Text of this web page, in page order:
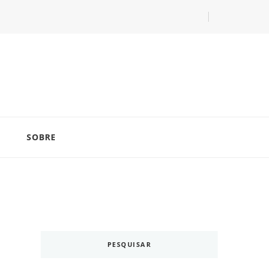
SOBRE
PESQUISAR